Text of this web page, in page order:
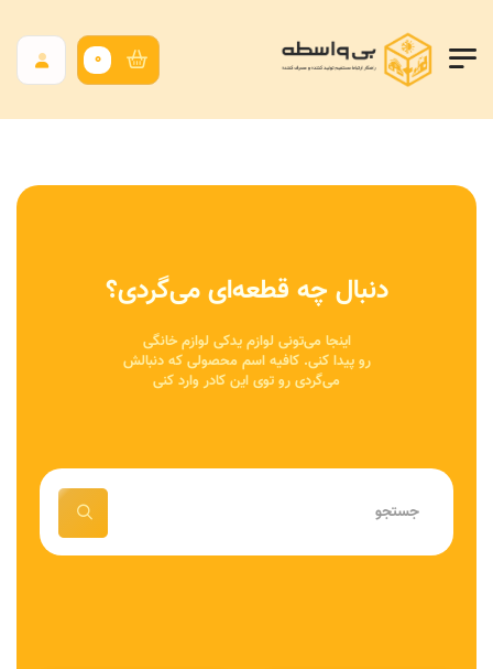
0
دنبال چه قطعه‌ای می‌گردی؟
اینجا می‌تونی لوازم یدکی لوازم خانگی
رو پیدا کنی. کافیه اسم محصولی که دنبالش
می‌گردی رو توی این کادر وارد کنی